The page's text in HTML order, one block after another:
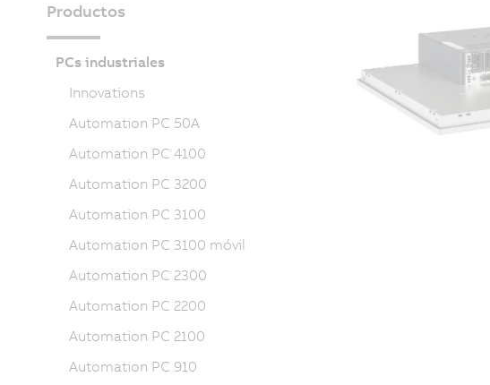
Productos
PCs industriales
Innovations
Automation PC 50A
Automation PC 4100
Automation PC 3200
Automation PC 3100
Automation PC 3100 móvil
Automation PC 2300
Automation PC 2200
Automation PC 2100
Automation PC 910